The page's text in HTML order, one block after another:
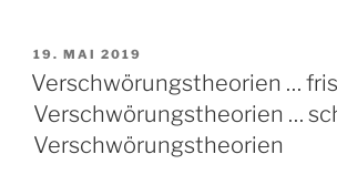
VERÖFFENTLICHT
AM
19. MAI 2019
Verschwörungstheorien …
Verschwörungstheorien …
Verschwörungstheorien